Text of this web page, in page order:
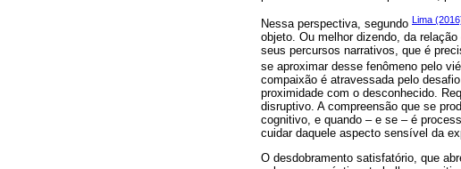
Nessa perspectiva, segundo Lima
objeto. Ou melhor dizendo, da
seus percursos narrativos, que é
se aproximar desse fenômeno pelo
compaixão é atravessada pelo
proximidade com o desconhecido.
disruptivo. A compreensão que se
cognitivo, e quando – e se – é
cuidar daquele aspecto sensível da
O desdobramento satisfatório, que